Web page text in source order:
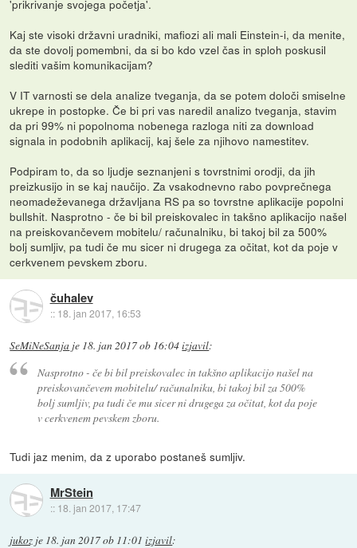
'prikrivanje svojega početja'.
Kaj ste visoki državni uradniki, mafiozi ali mali Einstein-i, da menite,
da ste dovolj pomembni, da si bo kdo vzel čas in sploh poskusil
slediti vašim komunikacijam?
V IT varnosti se dela analize tveganja, da se potem določi smiselne
ukrepe in postopke. Če bi pri vas naredil analizo tveganja, stavim
da pri 99% ni popolnoma nobenega razloga niti za download
signala in podobnih aplikacij, kaj šele za njihovo namestitev.
Podpiram to, da so ljudje seznanjeni s tovrstnimi orodji, da jih
preizkusijo in se kaj naučijo. Za vsakodnevno rabo povprečnega
neomadeževanega državljana RS pa so tovrstne aplikacije popolni
bullshit. Nasprotno - če bi bil preiskovalec in takšno aplikacijo našel
na preiskovančevem mobitelu/ računalniku, bi takoj bil za 500%
bolj sumljiv, pa tudi če mu sicer ni drugega za očitat, kot da poje v
cerkvenem pevskem zboru.
čuhalev
:: 18. jan 2017, 16:53
SeMiNeSanja je 18. jan 2017 ob 16:04izjavil:
Nasprotno - če bi bil preiskovalec in takšno aplikacijo našel na
preiskovančevem mobitelu/ računalniku, bi takoj bil za 500%
bolj sumljiv, pa tudi če mu sicer ni drugega za očitat, kot da poje
v cerkvenem pevskem zboru.
Tudi jaz menim, da z uporabo postaneš sumljiv.
MrStein
:: 18. jan 2017, 17:47
jukoz je 18. jan 2017 ob 11:01 izjavil: